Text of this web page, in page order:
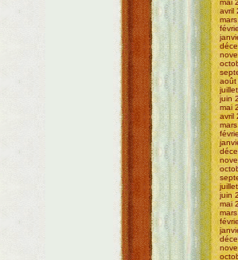
mai
avril
août
juin
mai
avril
juin
mai